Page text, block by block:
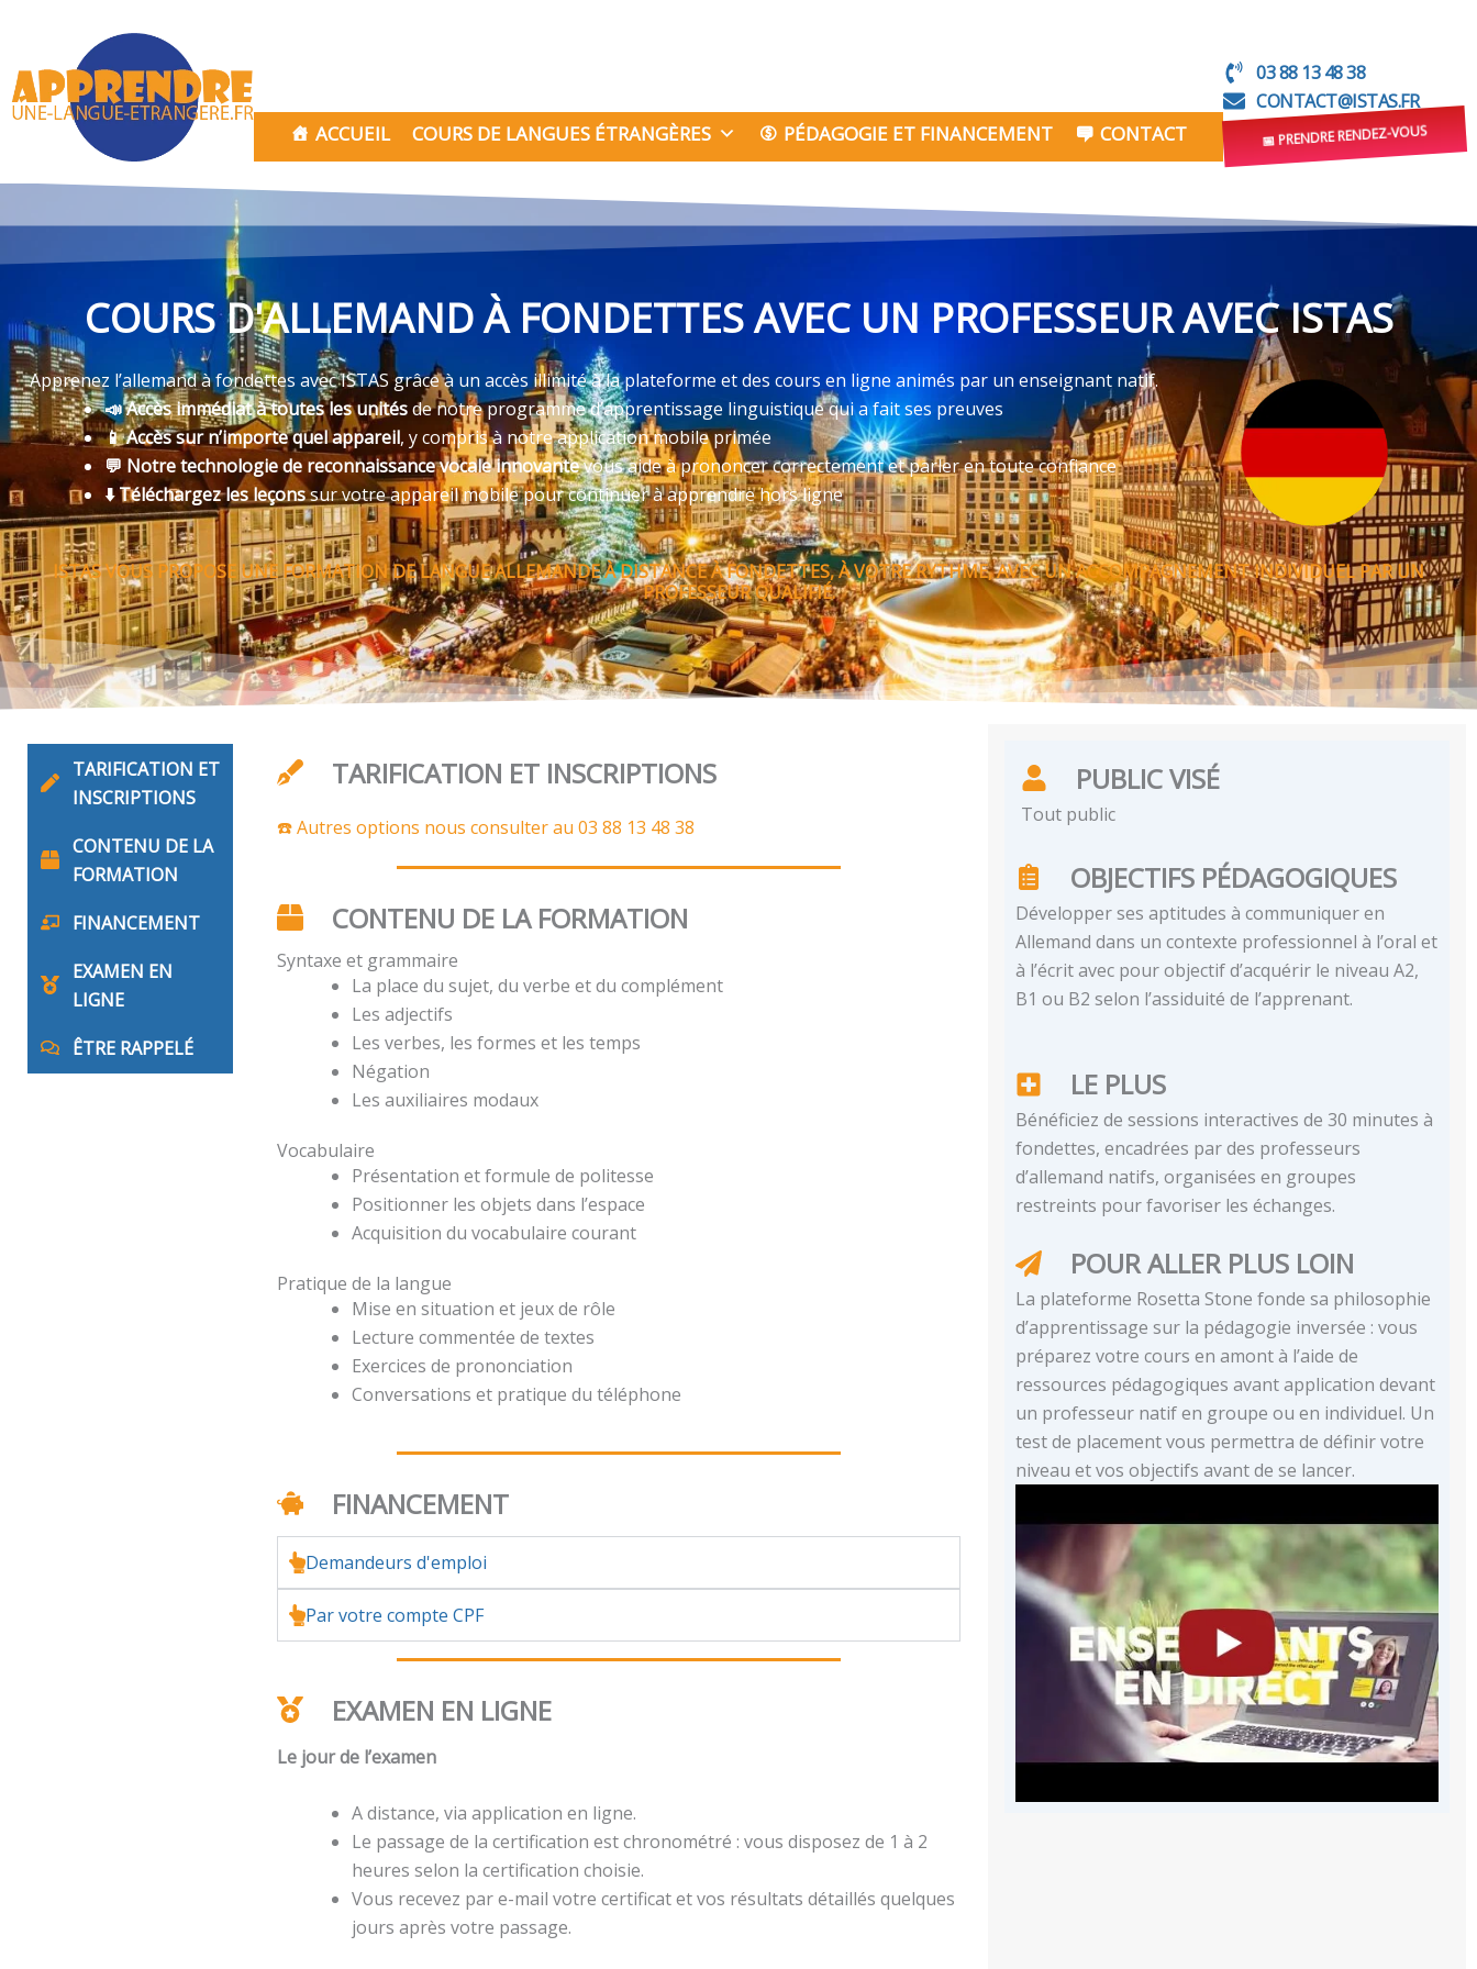
contenu
ACCUEIL COURS DE LANGUES ÉTRANGÈRES PÉDAGOGIE ET FINANCEMENT CONTACT
03 88 13 48 38
CONTACT@ISTAS.FR
📅 PRENDRE RENDEZ-VOUS
COURS D'ALLEMAND À FONDETTES AVEC UN PROFESSEUR AVEC ISTAS
Apprenez l’allemand à fondettes avec ISTAS grâce à un accès illimité à la plateforme et des cours en ligne animés par un enseignant natif.
📣 Accès immédiat à toutes les unitésde notre programme d’apprentissage linguistique qui a fait ses preuves
📱 Accès sur n’importe quel appareil, y compris à notre application mobile primée
💬 Notre technologie de reconnaissance vocale innovantevous aide à prononcer correctement et parler en toute confiance
⬇️ Téléchargez les leçonssur votre appareil mobile pour continuer à apprendre hors ligne
ISTAS VOUS PROPOSE UNE FORMATION DE LANGUE ALLEMANDE À DISTANCE À FONDETTES, À VOTRE RYTHME, AVEC UN ACCOMPAGNEMENT INDIVIDUEL PAR UN
PROFESSEUR QUALIFIÉ.
TARIFICATION ET
INSCRIPTIONS
CONTENU DE LA
FORMATION
FINANCEMENT
EXAMEN EN
LIGNE
ÊTRE RAPPELÉ
TARIFICATION ET INSCRIPTIONS
☎️ Autres options nous consulter au 03 88 13 48 38
CONTENU DE LA FORMATION
Syntaxe et grammaire
La place du sujet, du verbe et du complément
Les adjectifs
Les verbes, les formes et les temps
Négation
Les auxiliaires modaux
Vocabulaire
Présentation et formule de politesse
Positionner les objets dans l’espace
Acquisition du vocabulaire courant
Pratique de la langue
Mise en situation et jeux de rôle
Lecture commentée de textes
Exercices de prononciation
Conversations et pratique du téléphone
FINANCEMENT
Demandeurs d'emploi
Par votre compte CPF
EXAMEN EN LIGNE
Le jour de l’examen
A distance, via application en ligne.
Le passage de la certification est chronométré : vous disposez de 1 à 2
heures selon la certification choisie.
Vous recevez par e-mail votre certificat et vos résultats détaillés quelques
jours après votre passage.
PUBLIC VISÉ
Tout public
OBJECTIFS PÉDAGOGIQUES
Développer ses aptitudes à communiquer en
Allemand dans un contexte professionnel à l’oral et
à l’écrit avec pour objectif d’acquérir le niveau A2,
B1 ou B2 selon l’assiduité de l’apprenant.
LE PLUS
Bénéficiez de sessions interactives de 30 minutes à
fondettes, encadrées par des professeurs
d’allemand natifs, organisées en groupes
restreints pour favoriser les échanges.
POUR ALLER PLUS LOIN
La plateforme Rosetta Stone fonde sa philosophie
d’apprentissage sur la pédagogie inversée : vous
préparez votre cours en amont à l’aide de
ressources pédagogiques avant application devant
un professeur natif en groupe ou en individuel. Un
test de placement vous permettra de définir votre
niveau et vos objectifs avant de se lancer.